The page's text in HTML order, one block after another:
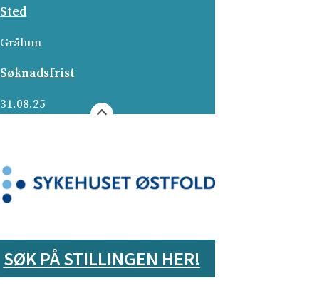
Sted
Grålum­
Søknadsfrist
31.08.25
SØK PÅ STILLINGEN HER!